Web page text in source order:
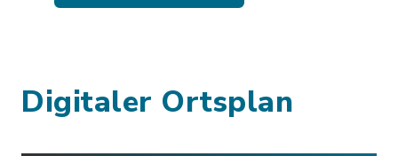
Digitaler Ortsplan